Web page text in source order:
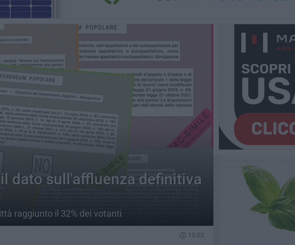
dato sull'affluenza definitiva
raggiunto il 32% dei votanti
15.03